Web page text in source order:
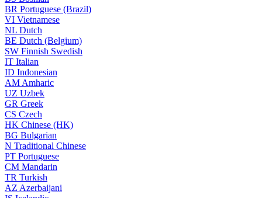
BR Portuguese (Brazil)
VI Vietnamese
NL Dutch
BE Dutch (Belgium)
SW Finnish Swedish
IT Italian
ID Indonesian
AM Amharic
UZ Uzbek
GR Greek
CS Czech
HK Chinese (HK)
BG Bulgarian
N Traditional Chinese
PT Portuguese
CM Mandarin
TR Turkish
AZ Azerbaijani